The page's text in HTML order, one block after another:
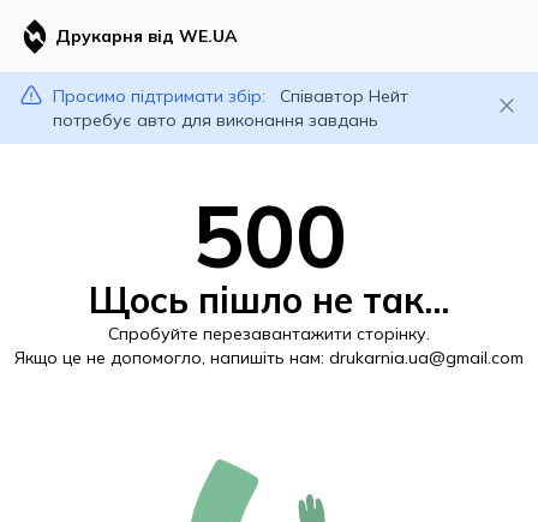
Друкарня від WE.UA
Просимо підтримати збір:
Співавтор Нейт
потребує авто для виконання завдань
500
Щось пішло не так...
Спробуйте перезавантажити сторінку.
Якщо це не допомогло, напишіть нам: drukarnia.ua@gmail.com